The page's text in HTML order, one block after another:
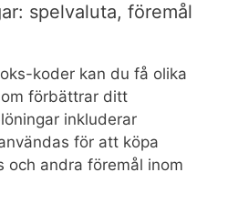
spelvaluta, föremål
koder kan du få olika
förbättrar ditt
inkluderar
för att köpa
och andra föremål inom